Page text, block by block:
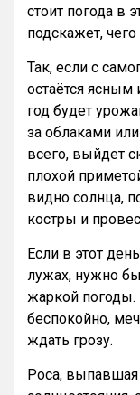
стоит погода в
подскажет,
Так, если с
остаётся ясным
год будет
за облаками
всего, выйдет
плохой
видно солнца,
костры и
Если в этот
лужах, нужно
жаркой погоды.
беспокойно,
ждать грозу.
Роса, выпавшая